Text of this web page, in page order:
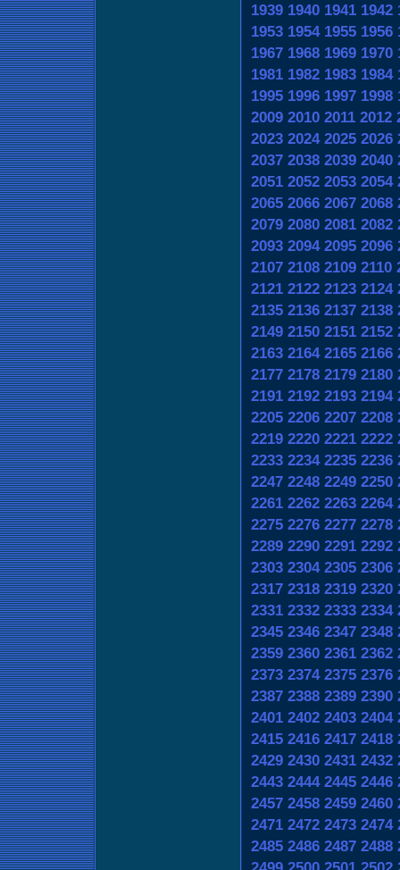
1939 1940 1941 1942
1953 1954 1955 1956
1967 1968 1969 1970
1981 1982 1983 1984
1995 1996 1997 1998
2009 2010 2011 2012
2023 2024 2025 2026
2037 2038 2039 2040
2051 2052 2053 2054
2065 2066 2067 2068
2079 2080 2081 2082
2093 2094 2095 2096
2107 2108 2109 2110
2121 2122 2123 2124
2135 2136 2137 2138
2149 2150 2151 2152
2163 2164 2165 2166
2177 2178 2179 2180
2191 2192 2193 2194
2205 2206 2207 2208
2219 2220 2221 2222
2233 2234 2235 2236
2247 2248 2249 2250
2261 2262 2263 2264
2275 2276 2277 2278
2289 2290 2291 2292
2303 2304 2305 2306
2317 2318 2319 2320
2331 2332 2333 2334
2345 2346 2347 2348
2359 2360 2361 2362
2373 2374 2375 2376
2387 2388 2389 2390
2401 2402 2403 2404
2415 2416 2417 2418
2429 2430 2431 2432
2443 2444 2445 2446
2457 2458 2459 2460
2471 2472 2473 2474
2485 2486 2487 2488